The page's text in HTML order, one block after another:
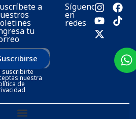
a
tu
suscribirte
nuestra
de
Síguenos
en
redes